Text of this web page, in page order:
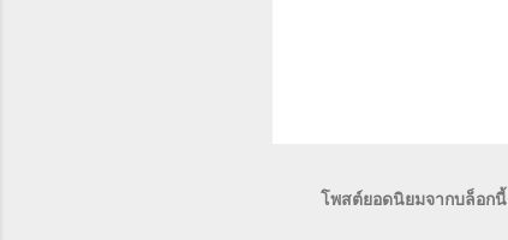
โพสต์ยอดนิยมจากบล็อกนี้